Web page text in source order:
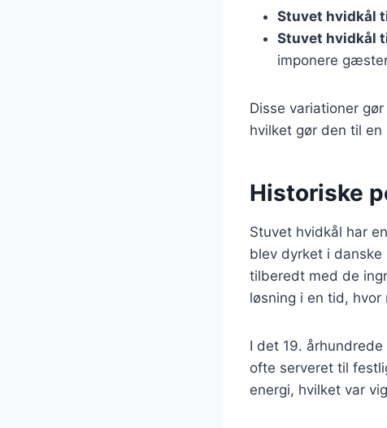
Stuvet hvidkål
Stuvet hvidkål
imponere
Disse variationer
hvilket gør den til
Historiske
Stuvet hvidkål har
blev dyrket i
tilberedt med de
løsning i en tid,
I det 19.
ofte serveret til
energi, hvilket var